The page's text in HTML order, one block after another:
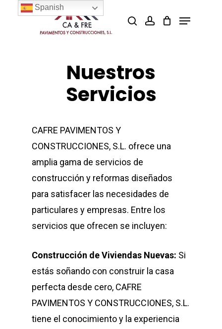
searchaccount
Menu
Nuestros
Servicios
CAFRE PAVIMENTOS Y
CONSTRUCCIONES, S.L. ofrece una
amplia gama de servicios de
construcción y reformas diseñados
para satisfacer las necesidades de
particulares y empresas. Entre los
servicios que ofrecen se incluyen:
Construcción de Viviendas Nuevas: Si
estás soñando con construir la casa
perfecta desde cero, CAFRE
PAVIMENTOS Y CONSTRUCCIONES, S.L.
tiene el conocimiento y la experiencia
Spanish